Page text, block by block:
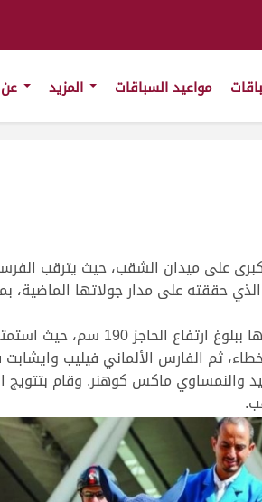
مواعيد السباقات
على ميدان الشقب، حيث يترقب
وكان أقوى التحديات في شوط الخمس نجوم
ثم الفارس الألماني فيليب
ماكس كوهنر. وقام بتتويج